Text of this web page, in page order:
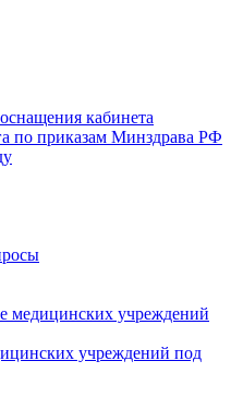
кабинета
по приказам Минздрава РФ
медицинских учреждений
учреждений под